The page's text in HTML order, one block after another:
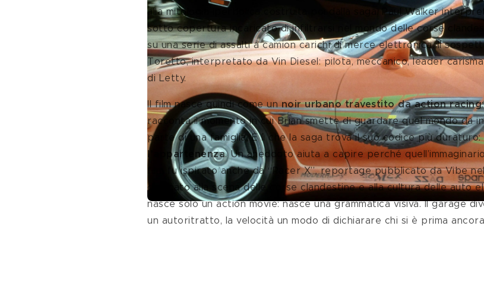
alla mitologia iperbolica costruita poi dalla saga. Paul Walker
sotto copertura incaricato di infiltrarsi nel mondo delle corse
su una serie di assalti a camion carichi di merce elettronica. Il
Toretto, interpretato da Vin Diesel: pilota, meccanico, leader
di Letty.
Il film nasce quindi come un noir urbano travestito da action racing
racconta il momento in cui Brian smette di guardare quel mondo da
parte di una famiglia. È lì che la saga trova il suo codice più duraturo:
l’appartenenza. Un aneddoto aiuta a capire perché
film fu ispirato anche da “Racer X”, reportage pubblicato da Vibe
dedicato alla scena delle corse clandestine e alla cultura delle auto
nasce solo un action movie: nasce una grammatica visiva. Il garage
un autoritratto, la velocità un modo di dichiarare chi si è prima